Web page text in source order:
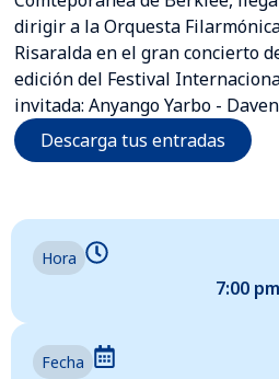
dirigir a la Orquesta
Risaralda en el gran concierto
edición del Festival
invitada: Anyango Yarbo -
Descarga tus entradas
Hora
7:00 pm
Fecha